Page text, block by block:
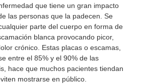
que tiene un gran impacto
las personas que la padecen. Se
parte del cuerpo en forma de
blanca provocando picor,
crónico. Estas placas o escamas,
entre el 85% y el 90% de las
hace que muchos pacientes tiendan
mostrarse en público.